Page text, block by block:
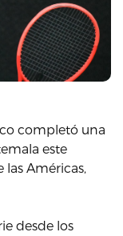
completó una
este
las Américas,
desde los